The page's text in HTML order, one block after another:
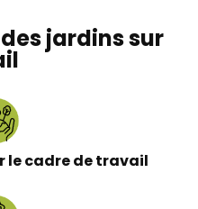
jardins sur
le cadre de travail